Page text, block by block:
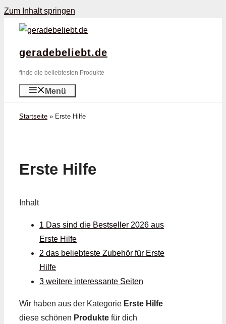
Zum Inhalt springen
geradebeliebt.de
finde die beliebtesten Produkte
Menü
Startseite » Erste Hilfe
Erste Hilfe
Inhalt
1 Das sind die Bestseller 2026 aus
Erste Hilfe
2 das beliebteste Zubehör für Erste
Hilfe
3 weitere interessante Seiten
Wir haben aus der Kategorie Erste Hilfe
diese schönen Produkte für dich